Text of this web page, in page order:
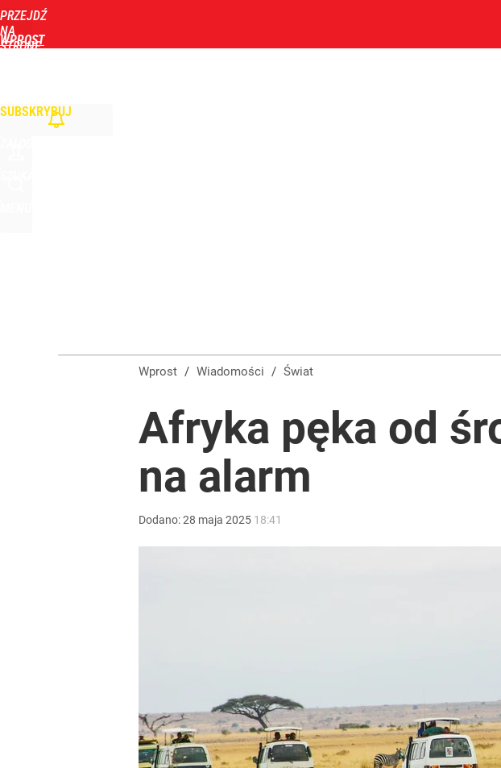
PRZEJDŹ
NA
STRONĘ
WPROST
SUBSKRYBUJ
Wprost / Wiadomości / Świat
Afryka pęka od
na alarm
Dodano:28 maja 2025 18:41